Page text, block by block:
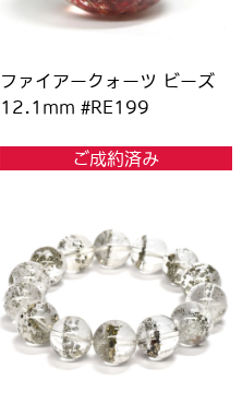
ファイアークォーツ ビーズ
12.1mm #RE199
ご成約済み